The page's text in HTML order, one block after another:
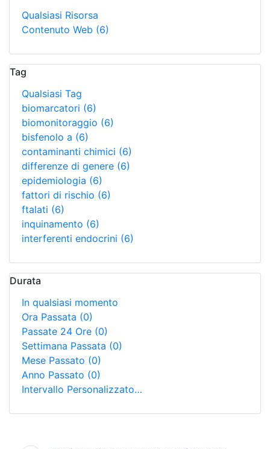
Qualsiasi Risorsa
Contenuto Web (6)
Tag
Qualsiasi Tag
biomarcatori (6)
biomonitoraggio (6)
bisfenolo a (6)
contaminanti chimici (6)
differenze di genere (6)
epidemiologia (6)
fattori di rischio (6)
ftalati (6)
inquinamento (6)
interferenti endocrini (6)
Durata
In qualsiasi momento
Ora Passata (0)
Passate 24 Ore (0)
Settimana Passata (0)
Mese Passato (0)
Anno Passato (0)
Intervallo Personalizzato…
Ricerca